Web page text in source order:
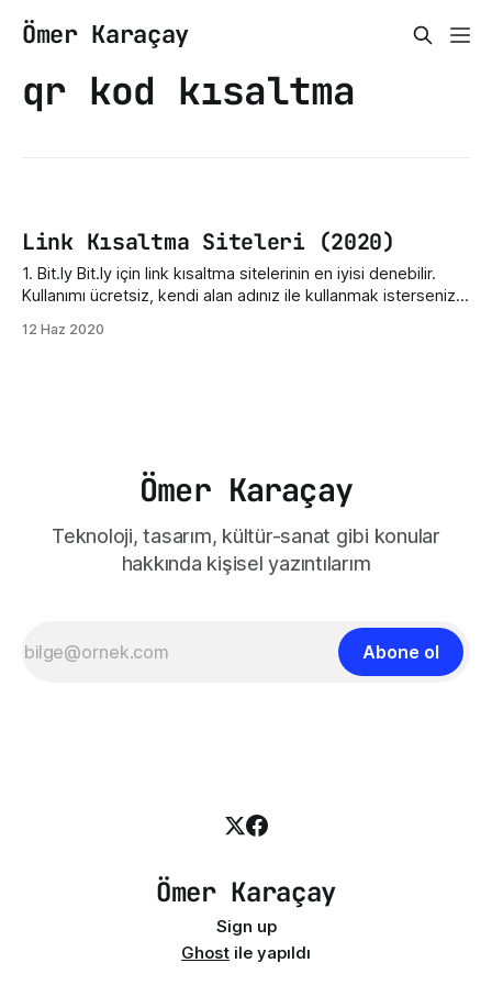
Ömer Karaçay
qr kod kısaltma
Link Kısaltma Siteleri (2020)
1. Bit.ly Bit.ly için link kısaltma sitelerinin en iyisi denebilir.
Kullanımı ücretsiz, kendi alan adınız ile kullanmak isterseniz
doğrudan entegre de edebilirsiniz. Kısaltılan linklerle ilgili
12 Haz 2020
Ömer Karaçay
Teknoloji, tasarım, kültür-sanat gibi konular
hakkında kişisel yazıntılarım
Abone ol
Ömer Karaçay
Sign up
Ghost ile yapıldı